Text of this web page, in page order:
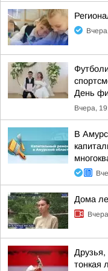
День
Вчера,
В
Дома
Друзья,
тонкая